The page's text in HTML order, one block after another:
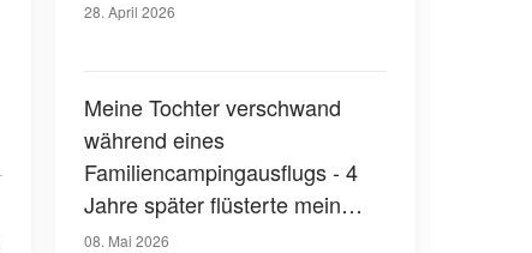
28. April 2026
Meine Tochter verschwand
während eines
Familiencampingausflugs - 4
Jahre später flüsterte mein
Neffe: "Ich habe gesehen, was
08. Mai 2026